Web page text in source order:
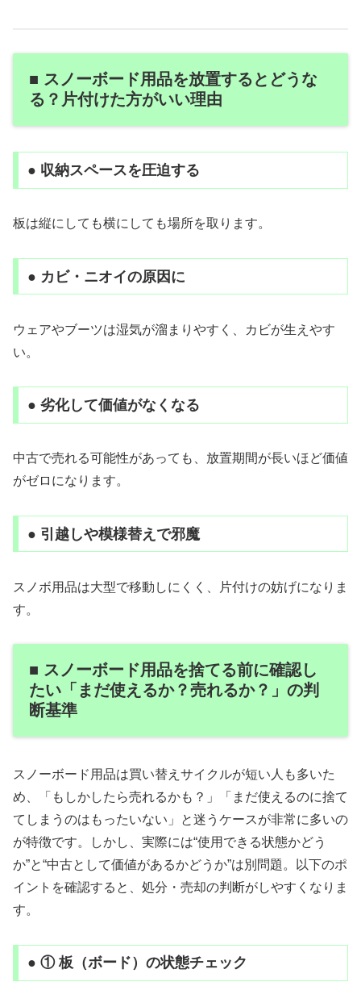
■ スノーボード用品を放置するとどうな
る？片付けた方がいい理由
● 収納スペースを圧迫する
板は縦にしても横にしても場所を取ります。
● カビ・ニオイの原因に
ウェアやブーツは湿気が溜まりやすく、カビが生えやす
い。
● 劣化して価値がなくなる
中古で売れる可能性があっても、放置期間が長いほど価値
がゼロになります。
● 引越しや模様替えで邪魔
スノボ用品は大型で移動しにくく、片付けの妨げになりま
す。
■ スノーボード用品を捨てる前に確認し
たい「まだ使えるか？売れるか？」の判
断基準
スノーボード用品は買い替えサイクルが短い人も多いた
め、「もしかしたら売れるかも？」「まだ使えるのに捨て
てしまうのはもったいない」と迷うケースが非常に多いの
が特徴です。しかし、実際には“使用できる状態かどう
か”と“中古として価値があるかどうか”は別問題。以下のポ
イントを確認すると、処分・売却の判断がしやすくなりま
す。
● ① 板（ボード）の状態チェック